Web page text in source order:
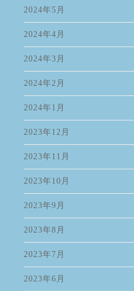
2024年5月
2024年4月
2024年3月
2024年2月
2024年1月
2023年12月
2023年11月
2023年10月
2023年9月
2023年8月
2023年7月
2023年6月